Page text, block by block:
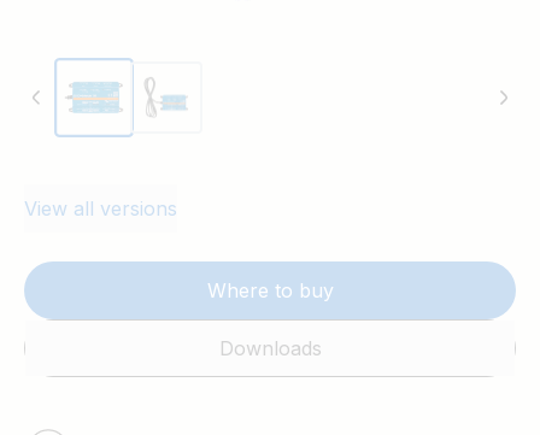
View all versions
Where to buy
Downloads